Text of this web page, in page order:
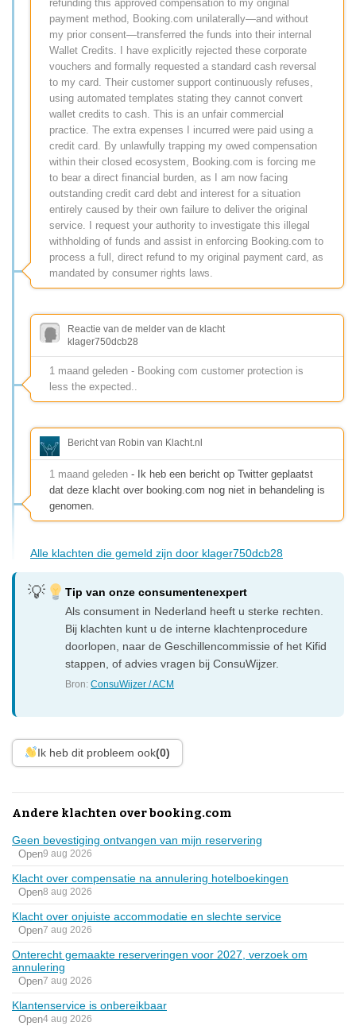
refunding this approved compensation to my original
payment method, Booking.com unilaterally—and without
my prior consent—transferred the funds into their internal
Wallet Credits. I have explicitly rejected these corporate
vouchers and formally requested a standard cash reversal
to my card. Their customer support continuously refuses,
using automated templates stating they cannot convert
wallet credits to cash. This is an unfair commercial
practice. The extra expenses I incurred were paid using a
credit card. By unlawfully trapping my owed compensation
within their closed ecosystem, Booking.com is forcing me
to bear a direct financial burden, as I am now facing
outstanding credit card debt and interest for a situation
entirely caused by their own failure to deliver the original
service. I request your authority to investigate this illegal
withholding of funds and assist in enforcing Booking.com to
process a full, direct refund to my original payment card, as
mandated by consumer rights laws.
Reactie van de melder van de klacht
klager750dcb28
1 maand geleden - Booking com customer protection is
less the expected..
Bericht van Robin van Klacht.nl
1 maand geleden - Ik heb een bericht op Twitter geplaatst
dat deze klacht over booking.com nog niet in behandeling is
genomen.
Alle klachten die gemeld zijn door klager750dcb28
Tip van onze consumentenexpert
Als consument in Nederland heeft u sterke rechten.
Bij klachten kunt u de interne klachtenprocedure
doorlopen, naar de Geschillencommissie of het Kifid
stappen, of advies vragen bij ConsuWijzer.
Bron:ConsuWijzer / ACM
Ik heb dit probleem ook(0)
Andere klachten over booking.com
Geen bevestiging ontvangen van mijn reservering
Open9 aug 2026
Klacht over compensatie na annulering hotelboekingen
Open8 aug 2026
Klacht over onjuiste accommodatie en slechte service
Open7 aug 2026
Onterecht gemaakte reserveringen voor 2027, verzoek om
annulering
Open7 aug 2026
Klantenservice is onbereikbaar
Open4 aug 2026